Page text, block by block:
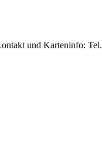
und Karteninfo: Tel.